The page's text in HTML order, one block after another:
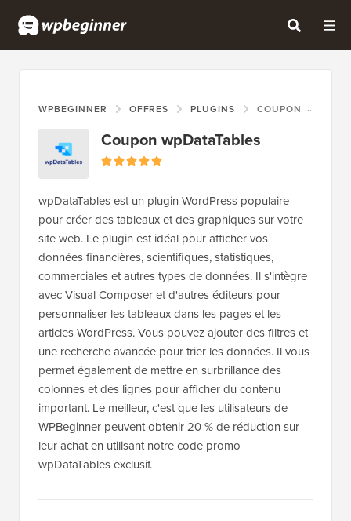
WPBEGINNER OFFRES PLUGINS COUPON WPDATATABLES
Coupon wpDataTables
wpDataTables est un plugin WordPress populaire
pour créer des tableaux et des graphiques sur votre
site web. Le plugin est idéal pour afficher vos
données financières, scientifiques, statistiques,
commerciales et autres types de données. Il s'intègre
avec Visual Composer et d'autres éditeurs pour
personnaliser les tableaux dans les pages et les
articles WordPress. Vous pouvez ajouter des filtres et
une recherche avancée pour trier les données. Il vous
permet également de mettre en surbrillance des
colonnes et des lignes pour afficher du contenu
important. Le meilleur, c'est que les utilisateurs de
WPBeginner peuvent obtenir 20 % de réduction sur
leur achat en utilisant notre code promo
wpDataTables exclusif.